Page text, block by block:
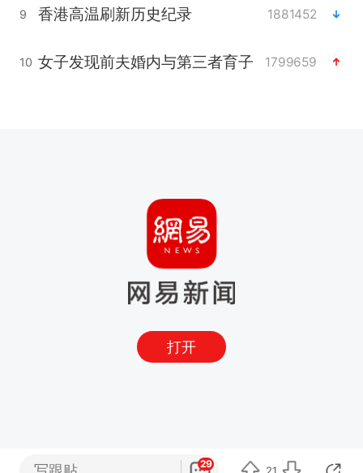
9 香港高温刷新历史纪录 1881452
10 女子发现前夫婚内与第三者育子 1799659
打开
29